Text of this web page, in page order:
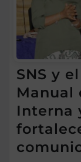
SNS y
Manual
Interna